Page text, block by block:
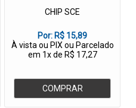
CHIP SCE
Por: R$ 15,89
À vista ou PIX ou Parcelado
em 1x de R$ 17,27
COMPRAR